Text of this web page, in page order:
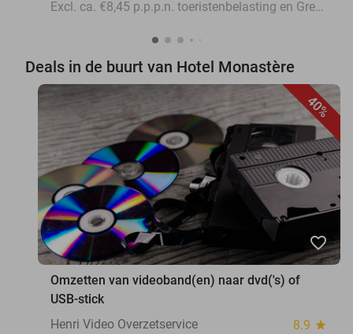
Excl. ca. €8,45 p.p.p.n. toeristenbelasting en Green Fee
Deals in de buurt van Hotel Monastère
40%
favorite_border
Omzetten van videoband(en) naar dvd('s) of
USB-stick
Henri Video Overzetservice
8.9 star